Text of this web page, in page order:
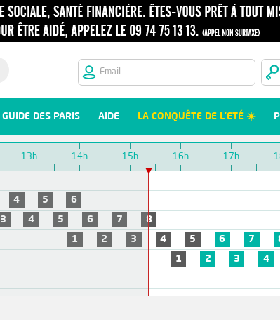
GUIDE DES PARIS AIDE LA CONQUÊTE DE L'ETÉ ☀️
13h 14h 15h 16h 17h
4 5
6
3 4 5 6 7
8
1
2 3 4 5 6 7
1
2 3 4